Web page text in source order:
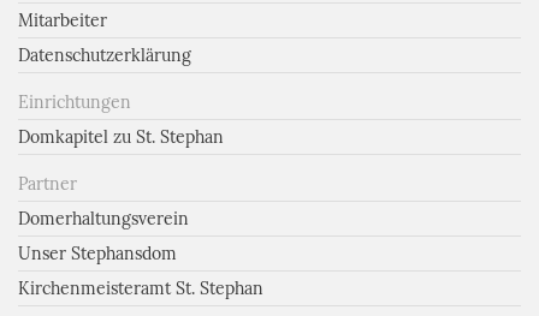
Mitarbeiter
Datenschutzerklärung
Einrichtungen
Domkapitel zu St. Stephan
Partner
Domerhaltungsverein
Unser Stephansdom
Kirchenmeisteramt St. Stephan